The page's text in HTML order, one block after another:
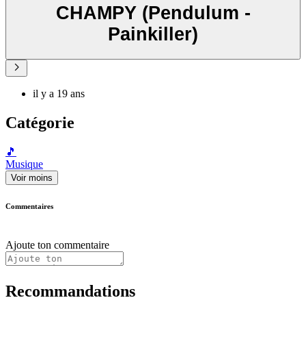
CHAMPY (Pendulum -
Painkiller)
il y a 19 ans
Catégorie
🎵
Musique
Voir moins
Commentaires
Ajoute ton commentaire
Recommandations